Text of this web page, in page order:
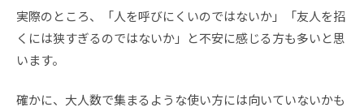
実際のところ、「人を呼びにくいのではないか」「友人を招
くには狭すぎるのではないか」と不安に感じる方も多いと思
います。
確かに、大人数で集まるような使い方には向いていないかも